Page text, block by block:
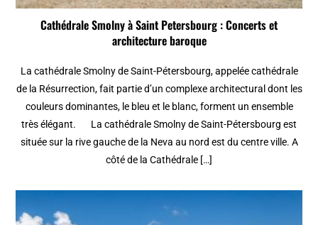
Cathédrale Smolny à Saint Petersbourg : Concerts et
architecture baroque
La cathédrale Smolny de Saint-Pétersbourg, appelée cathédrale
de la Résurrection, fait partie d’un complexe architectural dont les
couleurs dominantes, le bleu et le blanc, forment un ensemble
très élégant. La cathédrale Smolny de Saint-Pétersbourg est
située sur la rive gauche de la Neva au nord est du centre ville. A
côté de la Cathédrale […]